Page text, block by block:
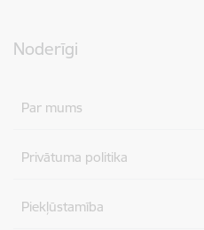
Noderīgi
Par mums
Privātuma politika
Piekļūstamība